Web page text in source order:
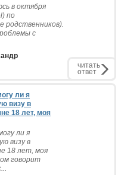
в октября
по
родственников).
с
читать
ответ
ли я
визу в
18 лет, моя
ли я
визу в
18 лет, моя
говорит